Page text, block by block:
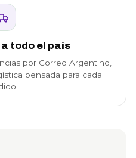
todo el país
por Correo Argentino,
pensada para cada